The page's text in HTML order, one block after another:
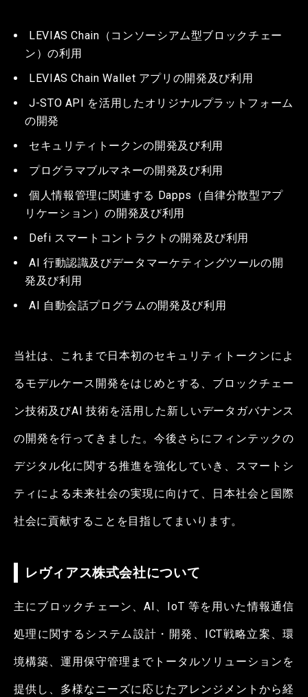
LEVIAS Chain（コンソーシアム型ブロックチェー
ン）の利用
LEVIAS Chain Wallet アプリの開発及び利用
J-STO API を活用したオリジナルプラットフォーム
の開発
セキュリティトークンの開発及び利用
プログラマブルマネーの開発及び利用
個人情報管理に関連する Dapps（自律分散型アプ
リケーション）の開発及び利用
Defi スマートコントラクトの開発及び利用
AI 行動認識及びデータマーケティングツールの開
発及び利用
AI 自動会話プログラムの開発及び利用
当社は、これまで日本初のセキュリティトークンによ
るモデルケース開発をはじめとする、ブロックチェー
ン技術及びAI 技術を活用した新しいデータガバナンス
の開発を行ってきました。今後さらにフィンテックの
デジタル化に関する推進を強化していき、スマートシ
ティによる未来社会の実現に向けて、日本社会と国際
社会に貢献することを目指してまいります。
レヴィアス株式会社について
主にブロックチェーン、AI、IoT 等を用いた情報通信
処理に関するシステム設計・開発、ICT戦略立案、環
境構築、運用保守管理までトータルソリューションを
提供し、多様なニーズに応じたアレンジメントから経